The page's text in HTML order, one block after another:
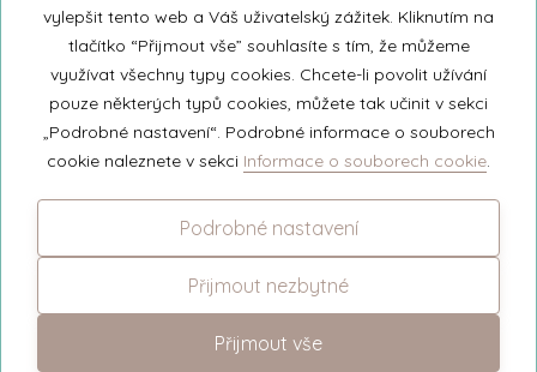
© 2026 Unipar
+420 571 651 531
eshop@unipar.cz
Facebook
Instagram
Změnit nastavení cookies
vylepšit tento web a Váš uživatelský zážitek. Kliknutím na
tlačítko “Přijmout vše” souhlasíte s tím, že můžeme
využívat všechny typy cookies. Chcete-li povolit užívání
pouze některých typů cookies, můžete tak učinit v sekci
„Podrobné nastavení“. Podrobné informace o souborech
cookie naleznete v sekci Informace o souborech cookie.
Podrobné nastavení
Přijmout nezbytné
Přijmout vše